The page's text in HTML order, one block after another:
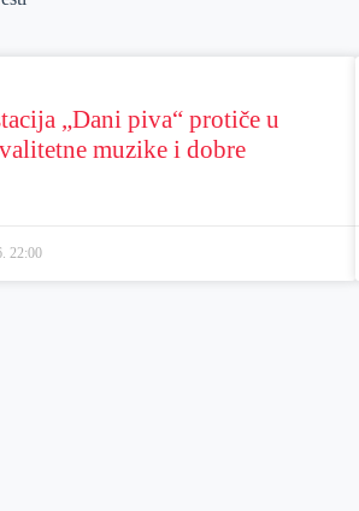
„Dani piva“ protiče u
muzike i dobre
22:00